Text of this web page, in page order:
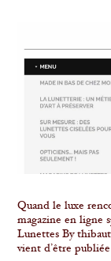
Quand le luxe
magazine en ligne
Lunettes By
vient d’être